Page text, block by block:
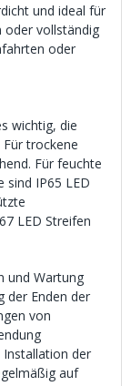
und ideal für
oder vollständig
oder
wichtig, die
trockene
Für feuchte
sind IP65 LED
LED Streifen
und Wartung
der Enden der
von
der
auf